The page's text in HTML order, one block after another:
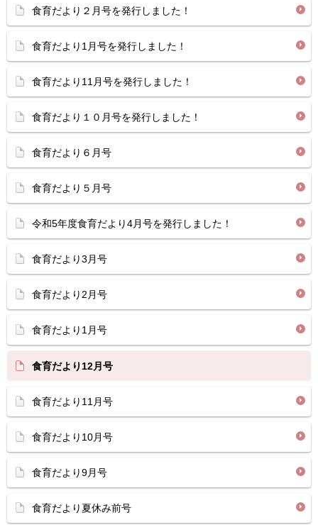
食育だより２月号を発行しました！
食育だより1月号を発行しました！
食育だより11月号を発行しました！
食育だより１０月号を発行しました！
食育だより６月号
食育だより５月号
令和5年度食育だより4月号を発行しました！
食育だより3月号
食育だより2月号
食育だより1月号
食育だより12月号
食育だより11月号
食育だより10月号
食育だより9月号
食育だより夏休み前号